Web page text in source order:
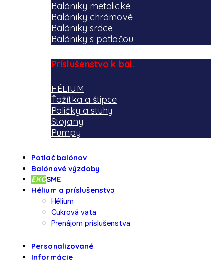
Balóniky metalické
Balóniky chrómové
Balóniky srdce
Balóniky s potlačou
Príslušenstvo k bal.
HÉLIUM
Ťažítka a štipce
Paličky a stuhy
Stojany
Pumpy
Potlač balónov
Balónové výzdoby
EKOSME
Hélium a príslušenstvo
Hélium
Cukrová vata
Prenájom príslušenstva
Personalizované
Informácie